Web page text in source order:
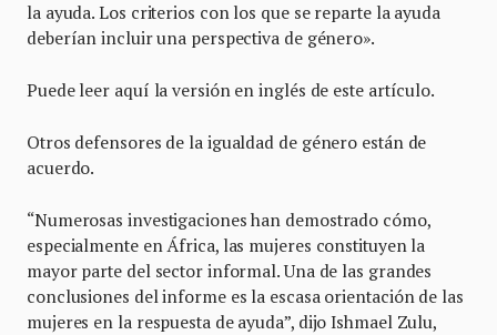
la ayuda. Los criterios con los que se reparte la ayuda
deberían incluir una perspectiva de género».
Puede leer aquí la versión en inglés de este artículo.
Otros defensores de la igualdad de género están de
acuerdo.
“Numerosas investigaciones han demostrado cómo,
especialmente en África, las mujeres constituyen la
mayor parte del sector informal. Una de las grandes
conclusiones del informe es la escasa orientación de las
mujeres en la respuesta de ayuda”, dijo Ishmael Zulu,